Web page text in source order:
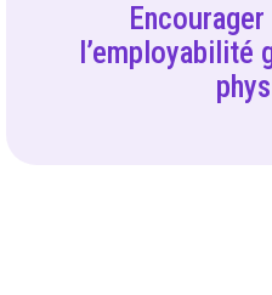
l’employabilité